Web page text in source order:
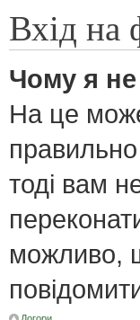
Вхід на
Чому я
На це
тоді вам
можливо,